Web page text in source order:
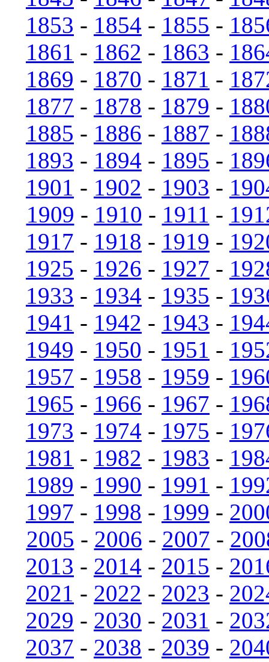
1853 - 1854 - 1855 -
1861 - 1862 - 1863 -
1869 - 1870 - 1871 -
1877 - 1878 - 1879 -
1885 - 1886 - 1887 -
1893 - 1894 - 1895 -
1901 - 1902 - 1903 -
1909 - 1910 - 1911 -
1917 - 1918 - 1919 -
1925 - 1926 - 1927 -
1933 - 1934 - 1935 -
1941 - 1942 - 1943 -
1949 - 1950 - 1951 -
1957 - 1958 - 1959 -
1965 - 1966 - 1967 -
1973 - 1974 - 1975 -
1981 - 1982 - 1983 -
1989 - 1990 - 1991 -
1997 - 1998 - 1999 -
2005 - 2006 - 2007 -
2013 - 2014 - 2015 -
2021 - 2022 - 2023 -
2029 - 2030 - 2031 -
2037 - 2038 - 2039 -